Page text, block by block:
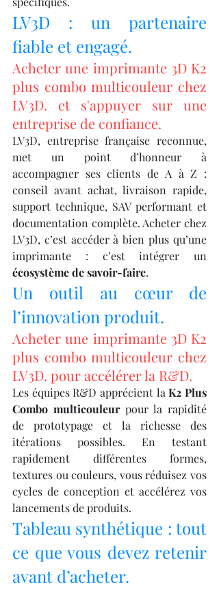
LV3D : un partenaire
fiable et engagé.
Acheter une imprimante 3D K2
plus combo multicouleur chez
LV3D. et s'appuyer sur une
entreprise de confiance.
LV3D, entreprise française reconnue,
met un point d’honneur à
accompagner ses clients de A à Z :
conseil avant achat, livraison rapide,
support technique, SAV performant et
documentation complète. Acheter chez
LV3D, c’est accéder à bien plus qu’une
écosystème de savoir-faire.
Un outil au cœur de
l’innovation produit.
Acheter une imprimante 3D K2
plus combo multicouleur chez
LV3D. pour accélérer la R&D.
Les équipes R&D apprécient la K2 Plus
Combo multicouleur pour la rapidité
de prototypage et la richesse des
itérations possibles. En testant
rapidement différentes formes,
textures ou couleurs, vous réduisez vos
cycles de conception et accélérez vos
lancements de produits.
Tableau synthétique : tout
ce que vous devez retenir
avant d’acheter.